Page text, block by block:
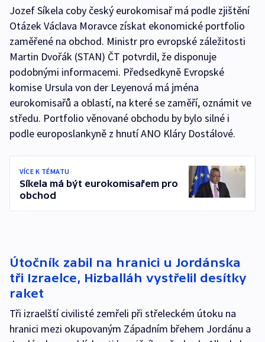
Jozef Síkela coby český eurokomisař má podle zjištění
Otázek Václava Moravce získat ekonomické portfolio
zaměřené na obchod. Ministr pro evropské záležitosti
Martin Dvořák (STAN) ČT potvrdil, že disponuje
podobnými informacemi. Předsedkyně Evropské
komise Ursula von der Leyenová má jména
eurokomisařů a oblastí, na které se zaměří, oznámit ve
středu. Portfolio věnované obchodu by bylo silné i
podle europoslankyně z hnutí ANO Kláry Dostálové.
VÍCE K TÉMATU
Síkela má být eurokomisařem pro
obchod
Útočník zabil na hranici u Jordánska
tři Izraelce, Hizballáh vystřelil desítky
raket
Tři izraelští civilisté zemřeli při střeleckém útoku na
hranici mezi okupovaným Západním břehem Jordánu a